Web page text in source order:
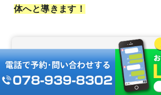
体へと導きます！
施術の流れを確認する